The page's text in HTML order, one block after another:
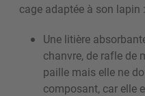
cage adaptée à son lapin :
Une litière
chanvre, de rafle de
paille mais elle ne
composant, car elle